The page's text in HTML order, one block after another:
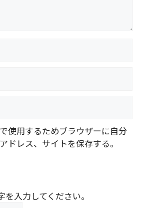
使用するためブラウザーに自分
ドレス、サイトを保存する。
入力してください。